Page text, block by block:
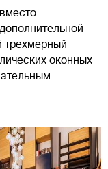
трехмерный
оконных